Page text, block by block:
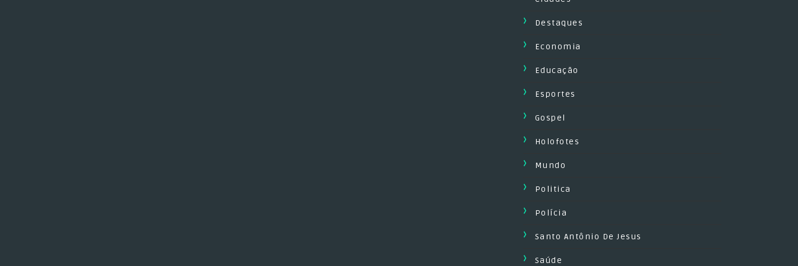
Destaques
Economia
Educação
Esportes
Gospel
Holofotes
Mundo
Politica
Polícia
Santo Antônio De Jesus
Saúde